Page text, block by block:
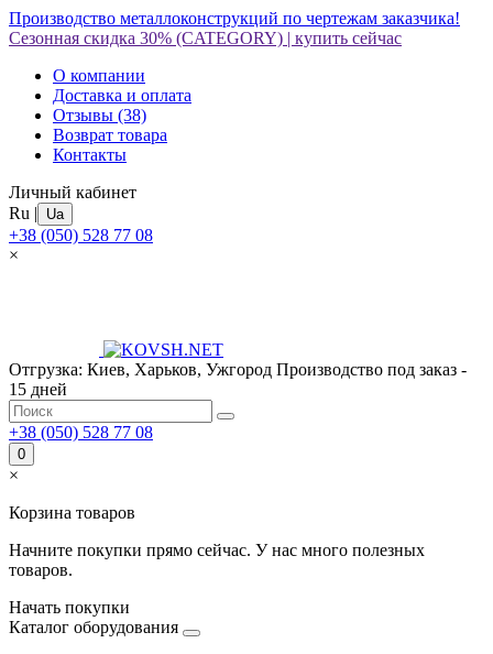
Производство металлоконструкций по чертежам заказчика!
Сезонная скидка 30% (CATEGORY) | купить сейчас
О компании
Доставка и оплата
Отзывы (38)
Возврат товара
Контакты
Личный кабинет
Ru | Ua
+38 (050) 528 77 08
×
Отгрузка: Киев, Харьков, Ужгород Производство под заказ -
15 дней
+38 (050) 528 77 08
0
×
Корзина товаров
Начните покупки прямо сейчас. У нас много полезных
товаров.
Начать покупки
Каталог оборудования